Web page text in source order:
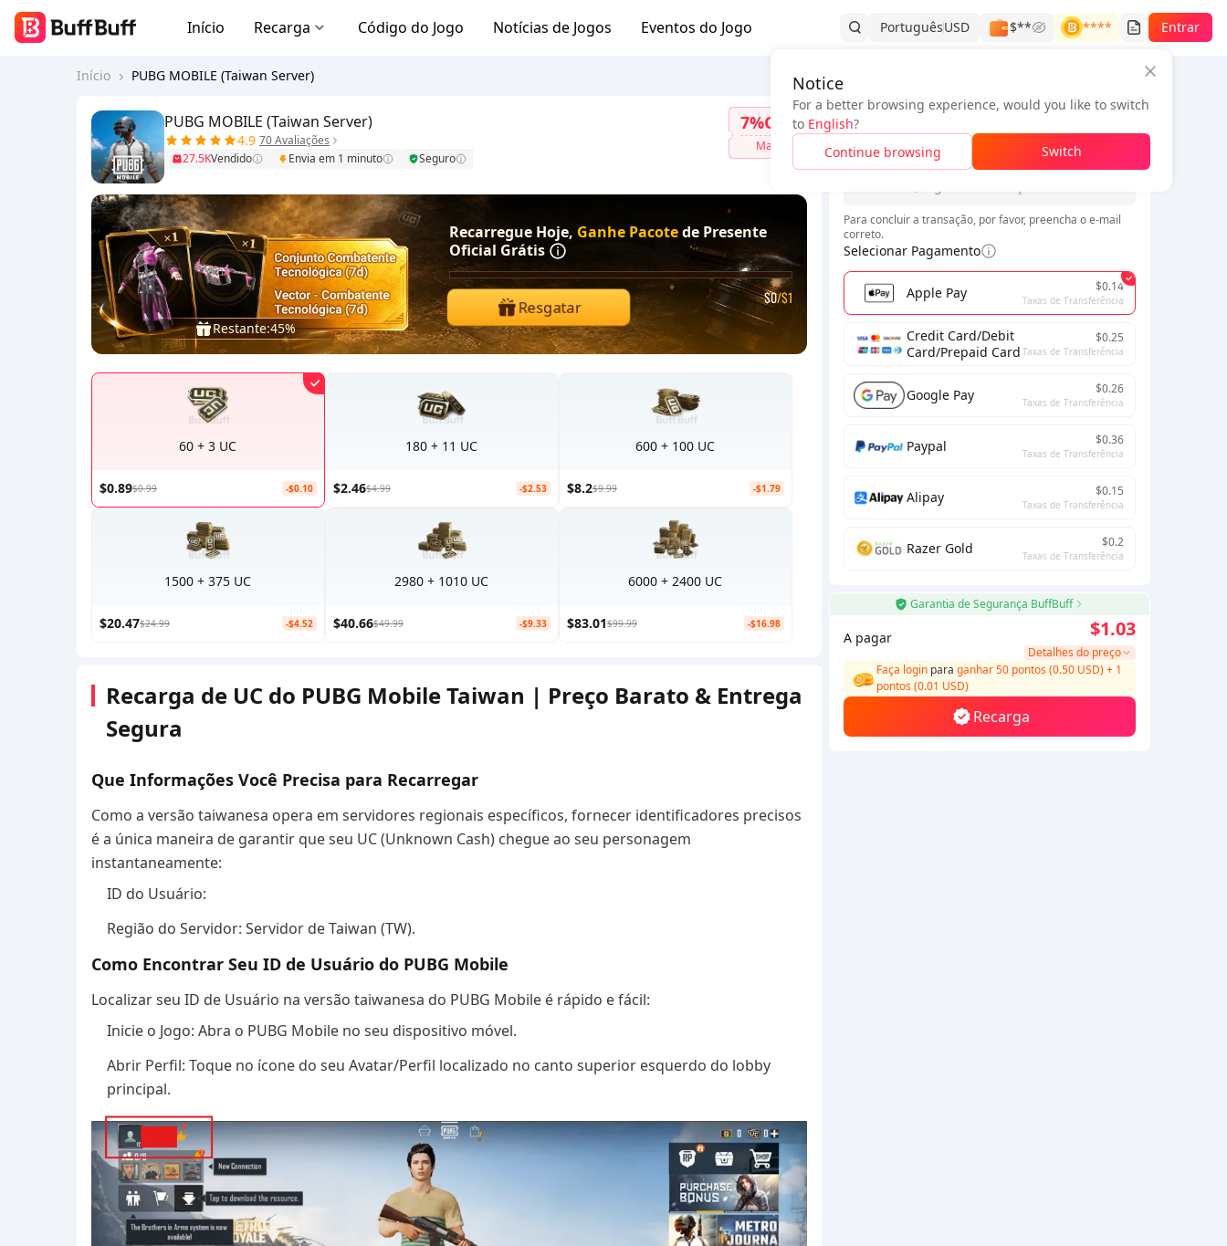
Início Recarga Código do Jogo Notícias de Jogos Eventos do Jogo PortuguêsUSD $** **** Entrar
Início PUBG MOBILE (Taiwan Server)
Informações do pedido
*
Para concluir a transação, por favor, preencha o e-mail
correto.
Selecionar Pagamento
Apple Pay $0.14
Taxas de Transferência
Credit Card/Debit
Card/Prepaid Card
$0.25
Taxas de Transferência
Google Pay $0.26
Taxas de Transferência
Paypal $0.36
Taxas de Transferência
Alipay $0.15
Taxas de Transferência
Razer Gold $0.2
Taxas de Transferência
Garantia de Segurança BuffBuff
A pagar
Detalhes do preço
$1.03
Faça login para ganhar 50 pontos (0.50 USD)+ 1
pontos (0.01 USD)
Recarga
PUBG MOBILE (Taiwan Server)
4.9 70 Avaliações
27.5KVendido Envia em 1 minuto Seguro
7%OFF
Mais
Restante:45%
Recarregue Hoje, Ganhe Pacotede Presente
Oficial Grátis
Resgatar
$0/$1
60 + 3 UC
$0.89$0.99 -$0.10
180 + 11 UC
$2.46$4.99 -$2.53
600 + 100 UC
$8.2$9.99 -$1.79
1500 + 375 UC
$20.47$24.99 -$4.52
2980 + 1010 UC
$40.66$49.99 -$9.33
6000 + 2400 UC
$83.01$99.99 -$16.98
Recarga de UC do PUBG Mobile Taiwan | Preço Barato & Entrega
Segura
Que Informações Você Precisa para Recarregar
Como a versão taiwanesa opera em servidores regionais específicos, fornecer identificadores precisos
é a única maneira de garantir que seu UC (Unknown Cash) chegue ao seu personagem
instantaneamente:
ID do Usuário:
Região do Servidor: Servidor de Taiwan (TW).
Como Encontrar Seu ID de Usuário do PUBG Mobile
Localizar seu ID de Usuário na versão taiwanesa do PUBG Mobile é rápido e fácil:
Inicie o Jogo: Abra o PUBG Mobile no seu dispositivo móvel.
Abrir Perfil: Toque no ícone do seu Avatar/Perfil localizado no canto superior esquerdo do lobby
principal.
Notice
For a better browsing experience, would you like to switch
to English?
Continue browsing
Switch